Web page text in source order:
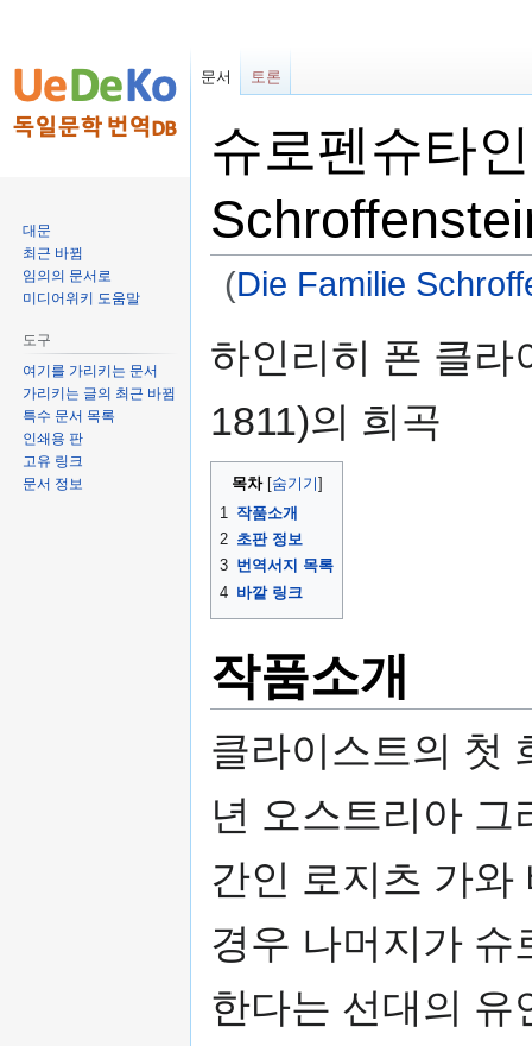
슈로펜슈타
(Die Familie
러
기
로
가
색
러
가
기
하인리히 폰 클라
1811)의 희곡
목차
1
작품소개
2 초판 정보
3 번역서지 목록
4 바깥 링크
작품소개
클라이스트의 첫
년 오스트리아
간인 로지츠 가와
경우 나머지가 슈
한다는 선대의 유
문서 토론
대문
최근 바뀜
임의의 문서로
미디어위키 도움말
도구
여기를 가리키는 문서
가리키는 글의 최근 바뀜
특수 문서 목록
인쇄용 판
고유 링크
문서 정보